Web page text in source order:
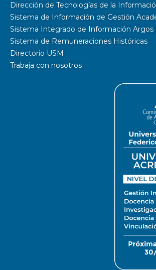
Dirección de Tecnologías de la
Sistema de Información de Gestión
Sistema Integrado de Información Argos
Sistema de Remuneraciones Históricas
Directorio USM
Trabaja con nosotros